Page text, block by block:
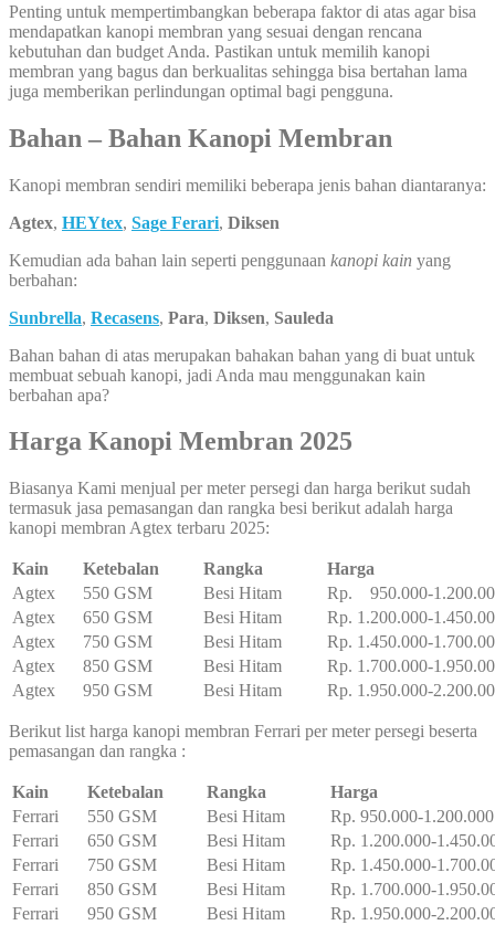
Penting untuk mempertimbangkan beberapa faktor di atas agar bisa
mendapatkan kanopi membran yang sesuai dengan rencana
kebutuhan dan budget Anda. Pastikan untuk memilih kanopi
membran yang bagus dan berkualitas sehingga bisa bertahan lama
juga memberikan perlindungan optimal bagi pengguna.
Bahan – Bahan Kanopi Membran
Kanopi membran sendiri memiliki beberapa jenis bahan diantaranya:
Agtex, HEYtex, Sage Ferari, Diksen
Kemudian ada bahan lain seperti penggunaan kanopi kain yang
berbahan:
Sunbrella, Recasens, Para, Diksen, Sauleda
Bahan bahan di atas merupakan bahakan bahan yang di buat untuk
membuat sebuah kanopi, jadi Anda mau menggunakan kain
berbahan apa?
Harga Kanopi Membran 2025
Biasanya Kami menjual per meter persegi dan harga berikut sudah
termasuk jasa pemasangan dan rangka besi berikut adalah harga
kanopi membran Agtex terbaru 2025:
Kain Ketebalan Rangka
Harga
Agtex
550 GSM Besi Hitam
Rp. 950.000-
Agtex
650 GSM Besi Hitam
Rp. 1.200.000-
Agtex
750 GSM Besi Hitam
Rp. 1.450.000-
Agtex
850 GSM Besi Hitam
Rp. 1.700.000-
Agtex
950 GSM Besi Hitam Rp. 1.950.000-
Berikut list harga kanopi membran Ferrari per meter persegi beserta
pemasangan dan rangka :
Kain Ketebalan Rangka
Harga
Ferrari
550 GSM Besi Hitam
Rp. 950.000-1.200.000
Ferrari
650 GSM Besi Hitam
Rp. 1.200.000-
Ferrari
750 GSM Besi Hitam
Rp. 1.450.000-
Ferrari
850 GSM Besi Hitam
Rp. 1.700.000-
Ferrari
950 GSM Besi Hitam Rp. 1.950.000-